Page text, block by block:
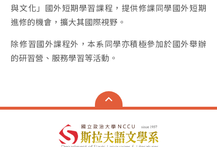
與文化」國外短期學習課程，提供修課同學國外短期
進修的機會，擴大其國際視野。
除修習國外課程外，本系同學亦積極參加於國外舉辦
的研習營、服務學習等活動。